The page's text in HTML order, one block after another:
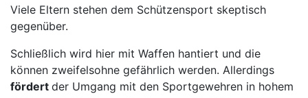
Viele Eltern stehen dem Schützensport skeptisch
gegenüber.
Schließlich wird hier mit Waffen hantiert und die
können zweifelsohne gefährlich werden. Allerdings
fördert der Umgang mit den Sportgewehren in hohem